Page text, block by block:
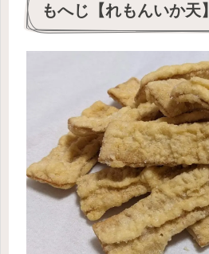
もへじ【れもんいか天】